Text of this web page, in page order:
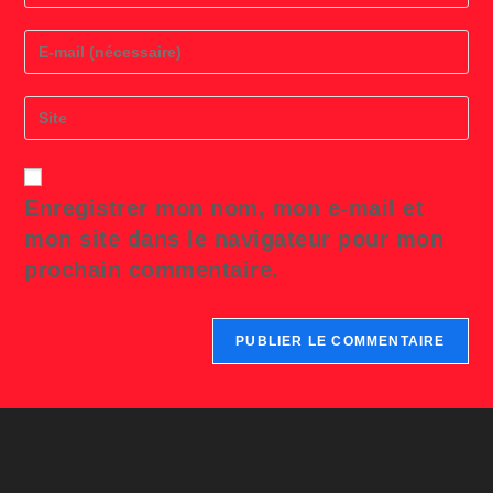
or
username
to
comment
Enter
your
address
comment
Saisir
l’URL
votre
site
(facultatif)
Enregistrer mon nom, mon e-mail et
mon site dans le navigateur pour mon
prochain commentaire.